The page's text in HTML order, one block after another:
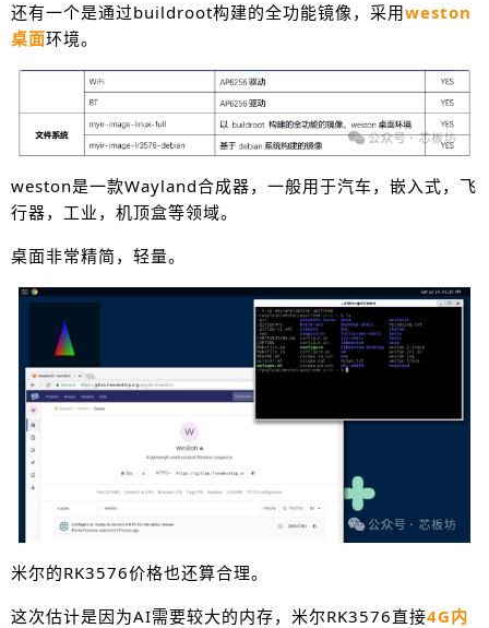
还有一个是通过buildroot构建的全功能镜像，采用weston
桌面环境。
weston是一款Wayland合成器，一般用于汽车，嵌入式，飞
行器，工业，机顶盒等领域。
桌面非常精简，轻量。
米尔的RK3576价格也还算合理。
这次估计是因为AI需要较大的内存，米尔RK3576直接4G内